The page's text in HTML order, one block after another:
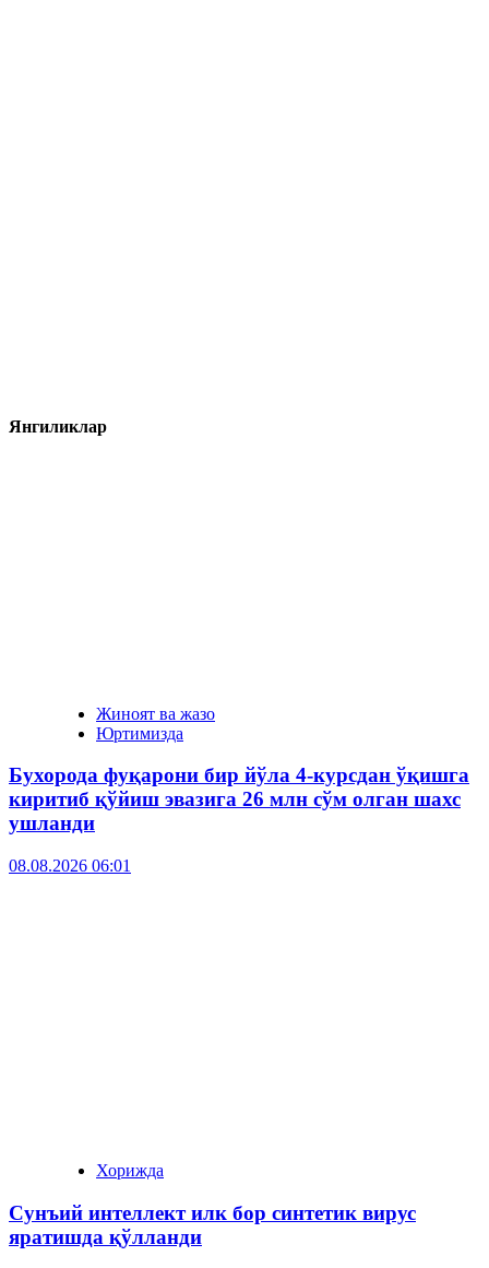
Янгиликлар
Жиноят ва жазо
Юртимизда
Бухорода фуқарони бир йўла 4-курсдан ўқишга
киритиб қўйиш эвазига 26 млн сўм олган шахс
ушланди
08.08.2026 06:01
Хорижда
Сунъий интеллект илк бор синтетик вирус
яратишда қўлланди